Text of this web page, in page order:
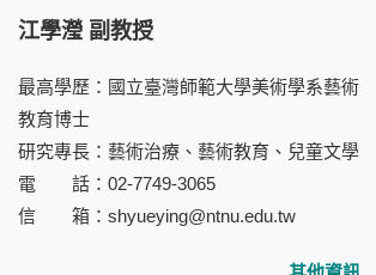
江學瀅 副教授
最高學歷：國立臺灣師範大學美術學系藝術
教育博士
研究專長：藝術治療、藝術教育、兒童文學
電 話：02-7749-3065
信 箱：shyueying@ntnu.edu.tw